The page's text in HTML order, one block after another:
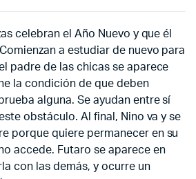
celebran el Año Nuevo y que él
a estudiar de nuevo para
padre de las chicas se aparece
la condición de que deben
alguna. Se ayudan entre sí
obstáculo. Al final, Nino va y se
porque quiere permanecer en su
accede. Futaro se aparece en
con las demás, y ocurre un